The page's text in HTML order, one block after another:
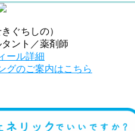
きぐちしの）
ント／薬剤師
ール詳細
グのご案内はこちら